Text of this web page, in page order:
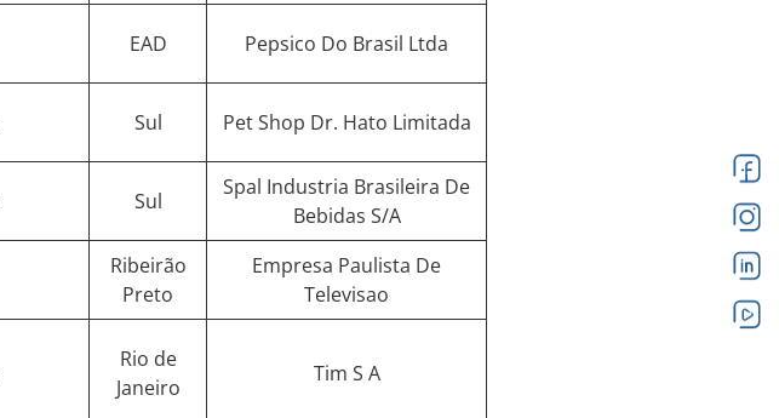
EAD Pepsico Do Brasil Ltda
Sul Pet Shop Dr. Hato Limitada
Sul
Spal Industria Brasileira De
Bebidas S/A
Ribeirão
Preto
Empresa Paulista De
Televisao
Rio de
Janeiro
Tim S A